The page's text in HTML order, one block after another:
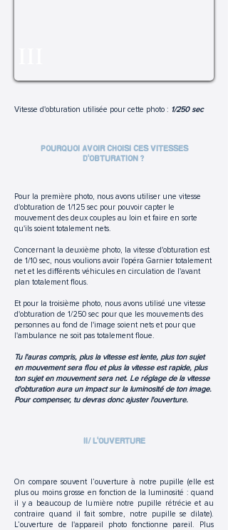
Vitesse d'obturation utilisée pour cette photo : 1/250 sec
POURQUOI AVOIR CHOISI CES VITESSES
D'OBTURATION ?
Pour la première photo, nous avons utiliser une vitesse
d'obturation de 1/125 sec pour pouvoir capter le
mouvement des deux couples au loin et faire en sorte
qu'ils soient totalement nets.
Concernant la deuxième photo, la vitesse d'obturation est
de 1/10 sec, nous voulions avoir l'opéra Garnier totalement
net et les différents véhicules en circulation de l'avant
plan totalement flous.
Et pour la troisième photo, nous avons utilisé une vitesse
d'obturation de 1/250 sec pour que les mouvements des
personnes au fond de l'image soient nets et pour que
l'ambulance ne soit pas totalement floue.
Tu l'auras compris, plus la vitesse est lente, plus ton sujet
en mouvement sera flou et plus la vitesse est rapide, plus
ton sujet en mouvement sera net. Le réglage de la vitesse
d'obturation aura un impact sur la luminosité de ton image.
Pour compenser, tu devras donc ajuster l'ouverture.
II/ L'OUVERTURE
On compare souvent l’ouverture à notre pupille (elle est
plus ou moins grosse en fonction de la luminosité : quand
il y a beaucoup de lumière notre pupille rétrécie et au
contraire quand il fait sombre, notre pupille se dilate).
L’ouverture de l'appareil photo fonctionne pareil. Plus